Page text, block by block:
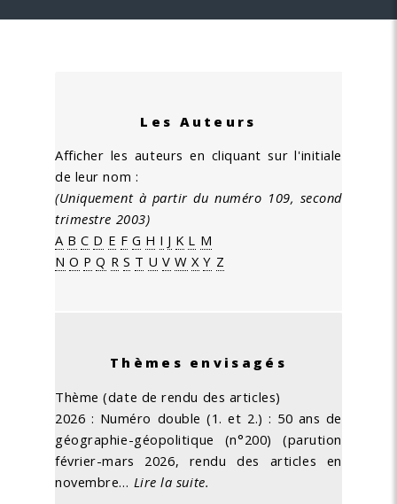
Les Auteurs
Afficher les auteurs en cliquant sur l'initiale
de leur nom :
(Uniquement à partir du numéro 109, second
trimestre 2003)
A B C D E F G H I J K L M
N O P Q R S T U V W X Y Z
Thèmes envisagés
Thème (date de rendu des articles)
2026 : Numéro double (1. et 2.) : 50 ans de
géographie-géopolitique (n°200) (parution
février-mars 2026, rendu des articles en
novembre… Lire la suite.